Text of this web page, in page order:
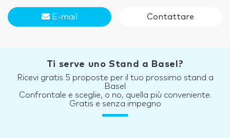
E-mail Contattare
Ti serve uno Stand a Basel?
Ricevi gratis 5 proposte per il tuo prossimo stand a
Basel
Confrontale e sceglie, o no, quella più conveniente.
Gratis e senza impegno